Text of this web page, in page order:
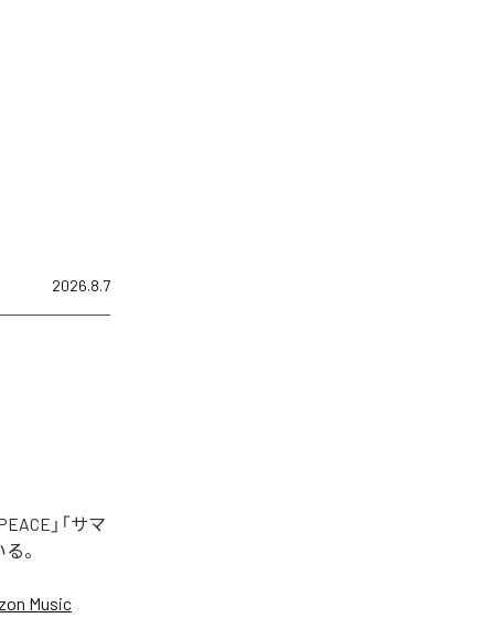
2026.8.7
」「サマ
。
Music